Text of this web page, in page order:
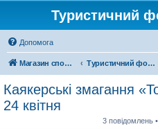
Туристичний
Допомога
Магазин спорядження Туристичний форум «Рюкзак»
Каякерські змагання
24 квітня
3 повідомлень